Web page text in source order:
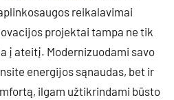
reikalavimai
projektai tampa ne tik
į ateitį. Modernizuodami savo
energijos sąnaudas, bet ir
ilgam užtikrindami būsto